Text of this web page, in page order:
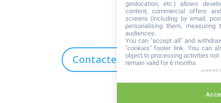
Contactez-nous
geolocation, etc.) allows
content, commercial offers
screens (including by email,
personalising them, measuring
audiences.
You can "accept all" and
"cookies" footer link. You can
object to processing activities
remain valid for 6 months.
powered